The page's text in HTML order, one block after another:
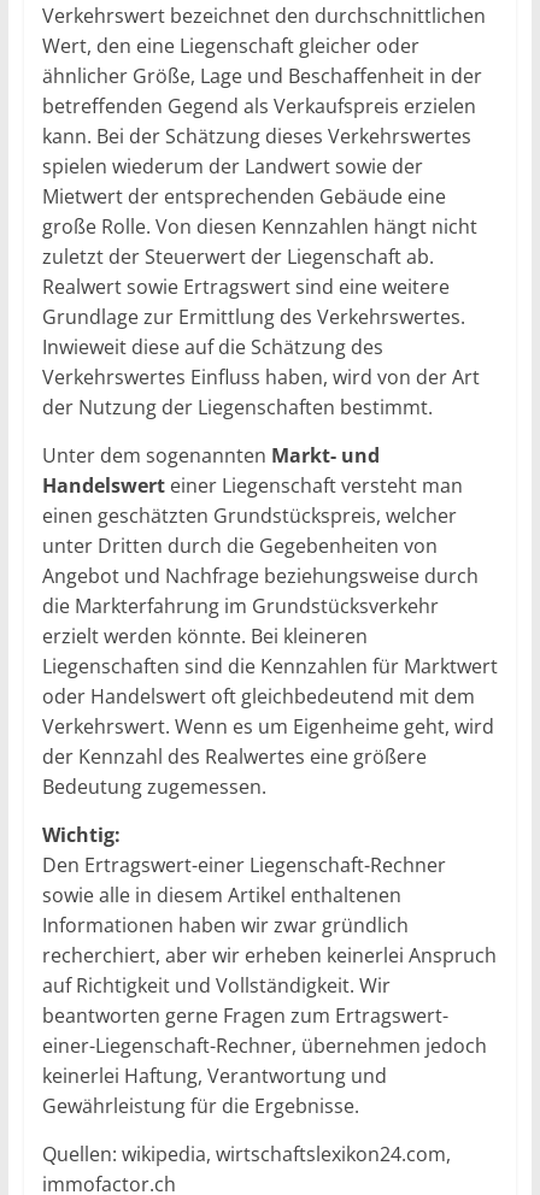
Verkehrswert bezeichnet den durchschnittlichen
Wert, den eine Liegenschaft gleicher oder
ähnlicher Größe, Lage und Beschaffenheit in der
betreffenden Gegend als Verkaufspreis erzielen
kann. Bei der Schätzung dieses Verkehrswertes
spielen wiederum der Landwert sowie der
Mietwert der entsprechenden Gebäude eine
große Rolle. Von diesen Kennzahlen hängt nicht
zuletzt der Steuerwert der Liegenschaft ab.
Realwert sowie Ertragswert sind eine weitere
Grundlage zur Ermittlung des Verkehrswertes.
Inwieweit diese auf die Schätzung des
Verkehrswertes Einfluss haben, wird von der Art
der Nutzung der Liegenschaften bestimmt.
Unter dem sogenannten Markt- und
Handelswerteiner Liegenschaft versteht man
einen geschätzten Grundstückspreis, welcher
unter Dritten durch die Gegebenheiten von
Angebot und Nachfrage beziehungsweise durch
die Markterfahrung im Grundstücksverkehr
erzielt werden könnte. Bei kleineren
Liegenschaften sind die Kennzahlen für Marktwert
oder Handelswert oft gleichbedeutend mit dem
Verkehrswert. Wenn es um Eigenheime geht, wird
der Kennzahl des Realwertes eine größere
Bedeutung zugemessen.
Wichtig:
Den Ertragswert-einer Liegenschaft-Rechner
sowie alle in diesem Artikel enthaltenen
Informationen haben wir zwar gründlich
recherchiert, aber wir erheben keinerlei Anspruch
auf Richtigkeit und Vollständigkeit. Wir
beantworten gerne Fragen zum Ertragswert-
einer-Liegenschaft-Rechner, übernehmen jedoch
keinerlei Haftung, Verantwortung und
Gewährleistung für die Ergebnisse.
Quellen: wikipedia, wirtschaftslexikon24.com,
immofactor.ch